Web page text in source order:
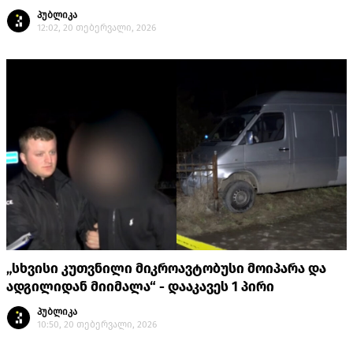
პუბლიკა
12:02, 20 თებერვალი, 2026
„სხვისი კუთვნილი მიკროავტობუსი მოიპარა და
ადგილიდან მიიმალა“ - დააკავეს 1 პირი
პუბლიკა
10:50, 20 თებერვალი, 2026